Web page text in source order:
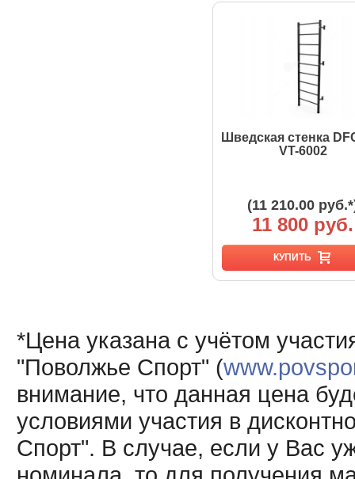
Шведская стенка
VT-6002
(11 210.00
11 800 руб.
КУПИТЬ
*Цена указана с учётом
"Поволжье Спорт" (
внимание, что данная цена
условиями участия в
Спорт". В случае, если у Вас